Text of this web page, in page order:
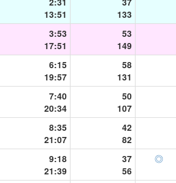
13:51
133
3:53
17:51
53
149
6:15
19:57
58
131
7:40
20:34
50
107
8:35
21:07
42
82
9:18
21:39
37
56
◎